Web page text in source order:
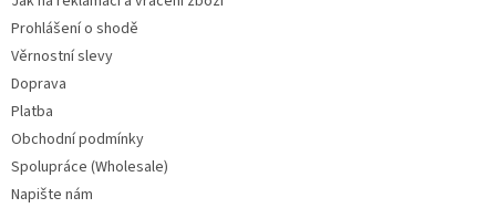
Prohlášení o shodě
Věrnostní slevy
Doprava
Platba
Obchodní podmínky
Spolupráce (Wholesale)
Napište nám